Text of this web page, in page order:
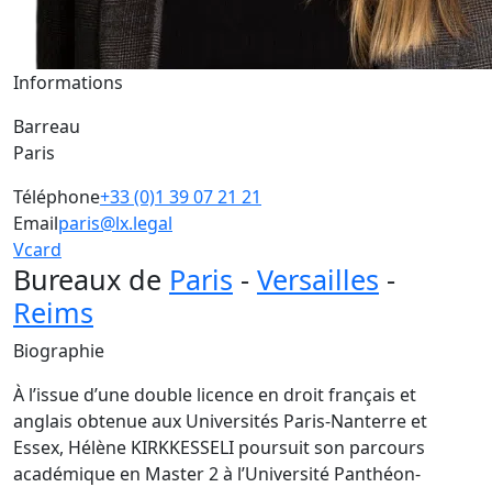
Bureaux de Paris - Versailles -
Reims
Biographie
À l’issue d’une double licence en droit français et
anglais obtenue aux Universités Paris-Nanterre et
Essex, Hélène KIRKKESSELI poursuit son parcours
académique en Master 2 à l’Université Panthéon-
Informations
Barreau
Paris
Téléphone+33 (0)1 39 07 21 21
Emailparis@lx.legal
Vcard